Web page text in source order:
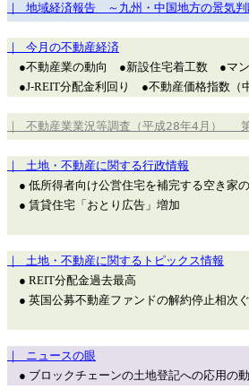
｜ 地域経済報告 ～九州・中国地方の景気判
｜ 今月の不動産経済
●不動産業の動向 ●新設住宅着工数 ●マ
●J-REIT分配金利回り ●不動産価格指数（
｜ 不動産業業況等調査（平成28年4月）
｜ 土地・不動産に関する行政情報
● 低所得者向け公営住宅を補完する空き家
● 賃貸住宅「おとり広告」増加
｜ 土地・不動産に関するトピックス情報
● REIT分配金過去最高
● 英国公募不動産ファンドの解約停止相次ぐ
｜ ニュースの眼
● ブロックチェーンの土地登記への応用の